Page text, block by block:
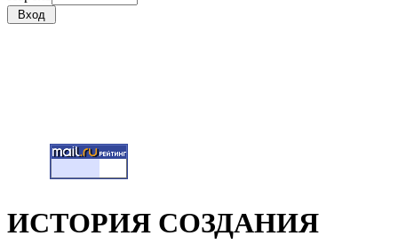
ИСТОРИЯ СОЗДАНИЯ